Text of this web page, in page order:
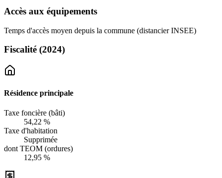
Accès aux équipements
Temps d'accès moyen depuis la commune (distancier INSEE)
Fiscalité (2024)
Résidence principale
Taxe foncière (bâti)
54,22 %
Taxe d'habitation
Supprimée
dont TEOM (ordures)
12,95 %